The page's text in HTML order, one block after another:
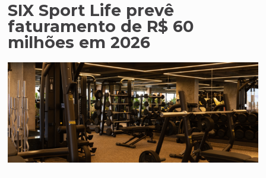
SIX Sport Life prevê
faturamento de R$ 60
milhões em 2026